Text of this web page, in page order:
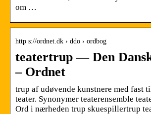
om …
http s://ordnet.dk › ddo › ordbog
teatertrup — Den
– Ordnet
trup af udøvende kunstnere med fast
teater. Synonymer teaterensemble
Ord i nærheden trup skuespillertrup